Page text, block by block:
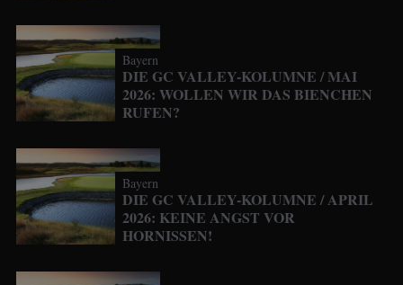
Bayern
DIE GC VALLEY-KOLUMNE / MAI
2026: WOLLEN WIR DAS BIENCHEN
RUFEN?
Bayern
DIE GC VALLEY-KOLUMNE / APRIL
2026: KEINE ANGST VOR
HORNISSEN!